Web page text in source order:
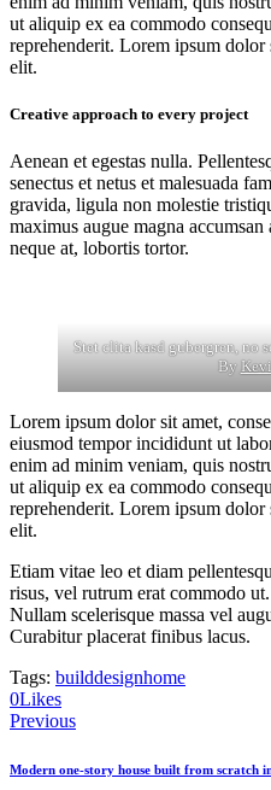
ut aliquip ex ea commodo
reprehenderit. Lorem ipsum dolor
elit.
Creative approach to every project
Aenean et egestas nulla.
senectus et netus et malesuada
gravida, ligula non molestie
maximus augue magna
neque at, lobortis tortor.
Stet clita kasd gubergren, no
By
Lorem ipsum dolor sit amet,
eiusmod tempor incididunt ut
enim ad minim veniam, quis
ut aliquip ex ea commodo
reprehenderit. Lorem ipsum dolor
elit.
Etiam vitae leo et diam
risus, vel rutrum erat commodo
Nullam scelerisque massa vel
Curabitur placerat finibus lacus.
Tags: builddesignhome
0Likes
Navigacija
članaka
Previous
Modern one-story house built from scratch